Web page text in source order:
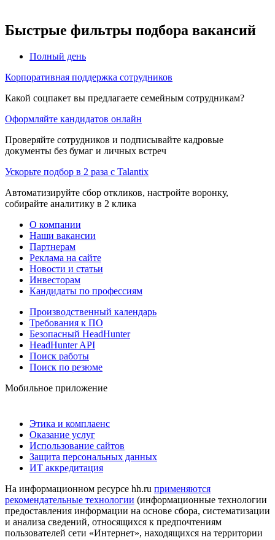
Быстрые фильтры подбора вакансий
Полный день
Корпоративная поддержка сотрудников
Какой соцпакет вы предлагаете семейным сотрудникам?
Оформляйте кандидатов онлайн
Проверяйте сотрудников и подписывайте кадровые
документы без бумаг и личных встреч
Ускорьте подбор в 2 раза с Talantix
Автоматизируйте сбор откликов, настройте воронку,
собирайте аналитику в 2 клика
О компании
Наши вакансии
Партнерам
Реклама на сайте
Новости и статьи
Инвесторам
Кандидаты по профессиям
Производственный календарь
Требования к ПО
Безопасный HeadHunter
HeadHunter API
Поиск работы
Поиск по резюме
Мобильное приложение
Этика и комплаенс
Оказание услуг
Использование сайтов
Защита персональных данных
ИТ аккредитация
На информационном ресурсе hh.ru применяются
рекомендательные технологии (информационные технологии
предоставления информации на основе сбора, систематизации
и анализа сведений, относящихся к предпочтениям
пользователей сети «Интернет», находящихся на территории